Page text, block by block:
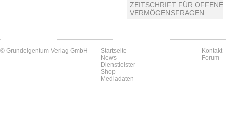
ZEITSCHRIFT FÜR OFFENE
VERMÖGENSFRAGEN
© Grundeigentum-Verlag GmbH
Startseite
News
Dienstleister
Shop
Mediadaten
Kontakt
Forum